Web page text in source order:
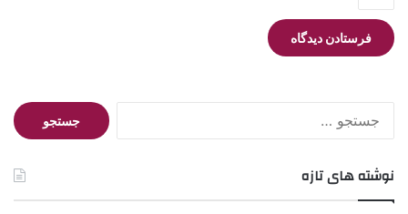
جستجو
برای:
نوشته های تازه